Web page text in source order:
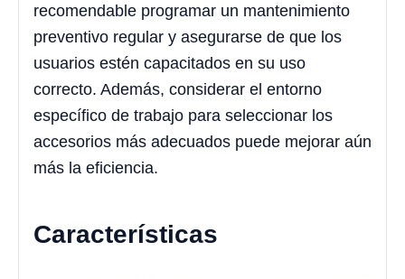
recomendable programar un mantenimiento
preventivo regular y asegurarse de que los
usuarios estén capacitados en su uso
correcto. Además, considerar el entorno
específico de trabajo para seleccionar los
accesorios más adecuados puede mejorar aún
más la eficiencia.
Características